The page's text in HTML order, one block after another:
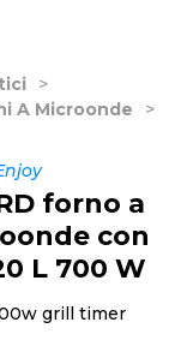
>
A Microonde
>
forno a
con
L 700 W
grill timer